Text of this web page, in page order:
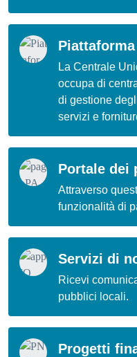
La Centrale
occupa di
di gestione
servizi e
Portale dei
Attraverso
funzionalità di
Servizi di
Ricevi
pubblici locali.
Progetti